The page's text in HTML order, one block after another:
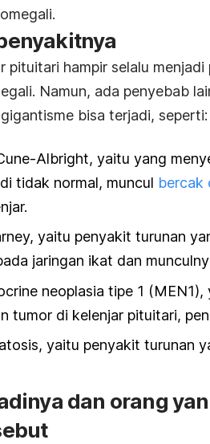
pituitari hampir selalu
Namun, ada penyebab
bisa terjadi, seperti:
Albright, yaitu yang
tidak normal, muncul bercak
yaitu penyakit turunan
jaringan ikat dan
neoplasia tipe 1
tumor di kelenjar pituitari,
yaitu penyakit turunan
dan orang